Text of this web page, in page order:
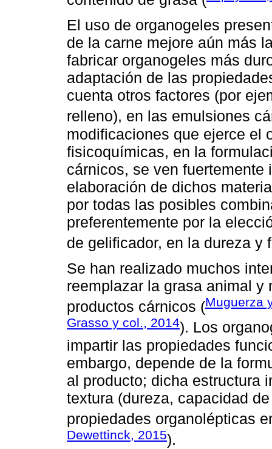
El uso de organogeles
de la carne mejore aún más
fabricar organogeles más
adaptación de las
cuenta otros factores (por
relleno), en las emulsiones
modificaciones que ejerce el
fisicoquímicas, en la
cárnicos, se ven
elaboración de dichos
por todas las posibles
preferentemente por la
de gelificador, en la dureza y
Se han realizado muchos
reemplazar la grasa animal
productos cárnicos (Muguerza
Grasso y col., 2014). Los
impartir las propiedades
embargo, depende de la
al producto; dicha estructura
textura (dureza, capacidad
propiedades organolépticas
Dewettinck, 2015).